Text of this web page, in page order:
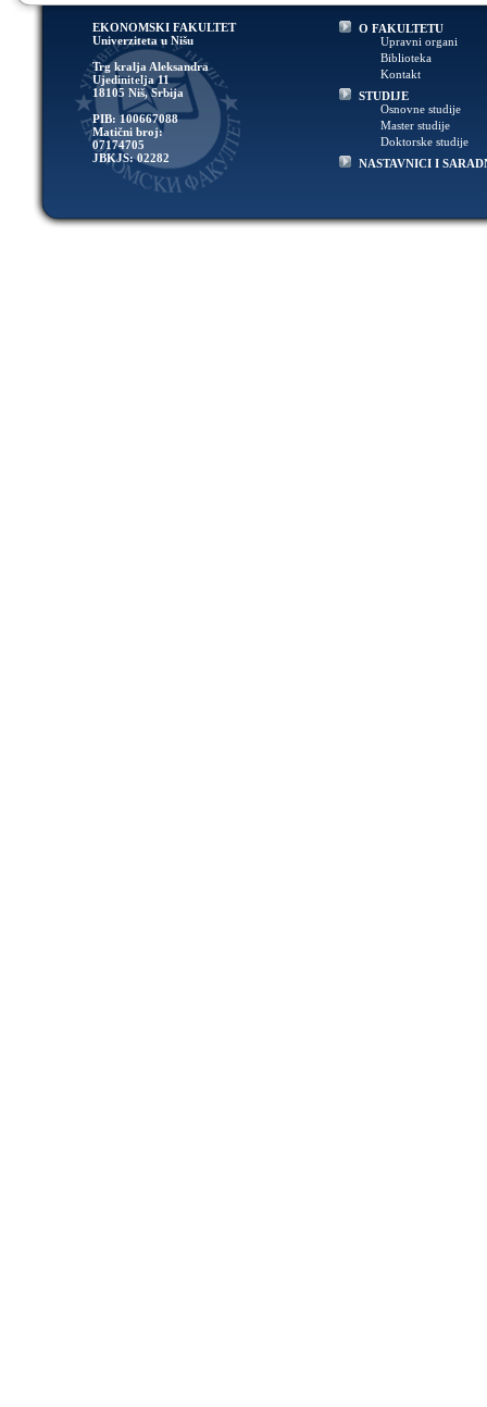
EKONOMSKI FAKULTET
Univerziteta u Nišu
Trg kralja Aleksandra
Ujedinitelja 11
18105 Niš, Srbija
PIB: 100667088
Matični broj:
07174705
JBKJS: 02282
O FAKULTETU
Upravni organi
Biblioteka
Kontakt
STUDIJE
Osnovne studije
Master studije
Doktorske studije
NASTAVNICI I